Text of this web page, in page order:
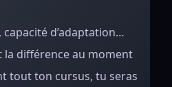
d’adaptation…
la différence au moment
tout ton cursus, tu seras